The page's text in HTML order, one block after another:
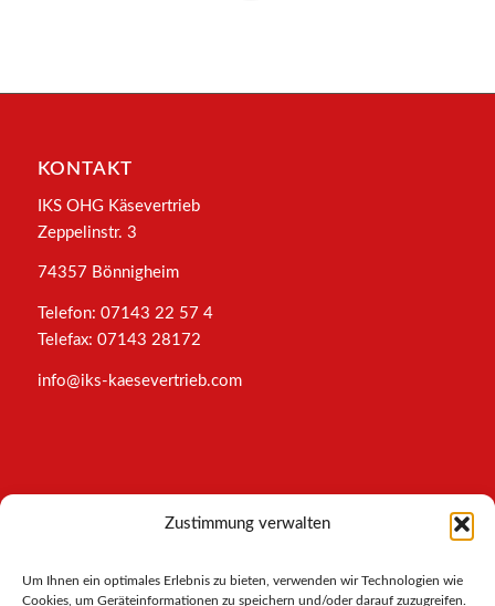
Zustimmung verwalten
Um Ihnen ein optimales Erlebnis zu bieten, verwenden wir Technologien wie
Cookies, um Geräteinformationen zu speichern und/oder darauf zuzugreifen.
KONTAKT
IKS OHG Käsevertrieb
Zeppelinstr. 3
74357 Bönnigheim
Telefon: 07143 22 57 4
Telefax: 07143 28172
info@iks-kaesevertrieb.com
INFORMATIONEN
AGB